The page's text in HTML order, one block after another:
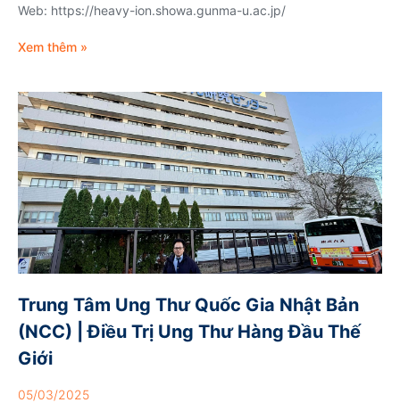
Web: https://heavy-ion.showa.gunma-u.ac.jp/
Xem thêm »
Trung Tâm Ung Thư Quốc Gia Nhật Bản
(NCC) | Điều Trị Ung Thư Hàng Đầu Thế
Giới
05/03/2025